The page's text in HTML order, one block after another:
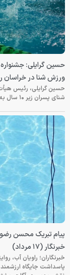
ورزش شنا در
حسین گرایلی، رئیس
شنای پسران زیر ۱۰ سال به مناسبت روز جهانی شنا اظهار کرد: این جشنواره روز جمعه‌ ۱۶
پیام تبریک محسن
خبرنگار (۱۷ مرداد)
پاسداشت جایگاه ارزشمند